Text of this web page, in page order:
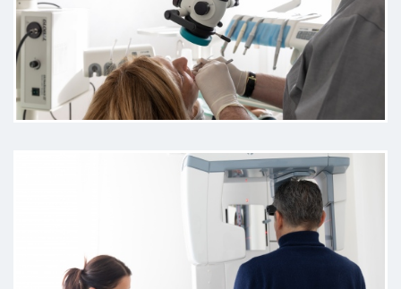
ogni fase del trattamento con
grande chiarezza. Il risultato è
stato TOP proprio come lo
desideravo.Consiglio vivamente
questo studio. Un ringraziamento a
attenzione prestata .